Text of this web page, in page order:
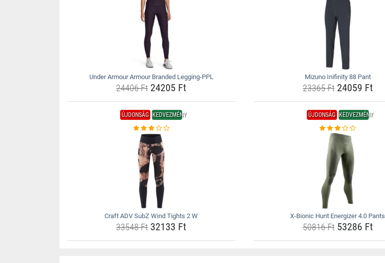
Under Armour Armour Branded Legging-PPL
24406 Ft24205 Ft
Mizuno Inifinity 88 Pant
23365 Ft24059 Ft
ÚJDONSÁG KEDVEZMÉNY
Craft ADV SubZ Wind Tights 2 W
33548 Ft32133 Ft
ÚJDONSÁG KEDVEZMÉNY
X-Bionic Hunt Energizer 4.0 Pants
50816 Ft53286 Ft